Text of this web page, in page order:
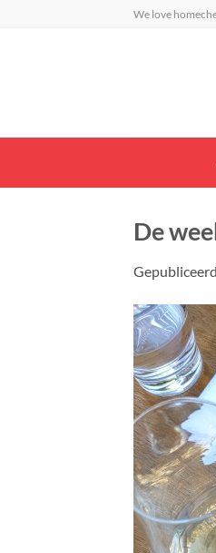
We love
De
Gepubliceerd